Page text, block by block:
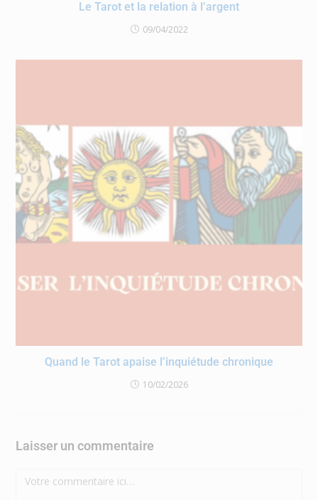
Le Tarot et la relation à l’argent
09/04/2022
Quand le Tarot apaise l’inquiétude chronique
10/02/2026
Laisser un commentaire